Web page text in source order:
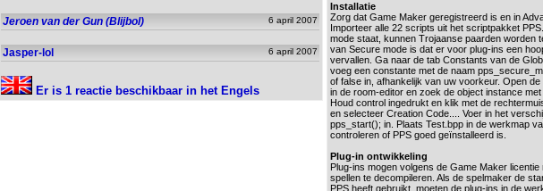
6 april 2007
Jeroen van der Gun (Blijbol)
6 april 2007
Jasper-lol
Er is 1 reactie beschikbaar in het Engels
Installatie
Zorg dat Game Maker geregistreerd is en in
Importeer alle 22 scripts uit het scriptpakket
mode staat, kunnen Trojaanse paarden worden
van Secure mode is dat er voor plug-ins een
vervallen. Ga naar de tab Constants van de
voeg een constante met de naam
of false in, afhankelijk van uw voorkeur. Open
in de room-editor en zoek de object instance met
Houd control ingedrukt en klik met de
en selecteer Creation Code.... Voer in het
pps_start(); in. Plaats Test.bpp in de werkmap
controleren of PPS goed geïnstalleerd is.
Plug-in ontwikkeling
Plug-ins mogen volgens de Game Maker
spellen te decompileren. Als de spelmaker de
PPS heeft gebruikt, moeten de plug-ins in de